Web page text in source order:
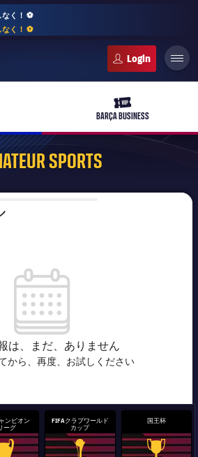
く！ ⚽️
く！ ⚽️
ticket-vip
BARÇA BUSINESS
SPORTS
は、まだ、ありません
から、再度、お試しください
ンピオン
ーグ
FIFAクラブワールド
カップ
国王杯